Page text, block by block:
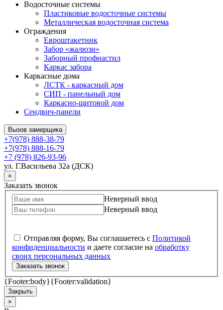
Водосточные системы
Пластиковые водосточные системы
Металлическая водосточная система
Ограждения
Евроштакетник
Забор «жалюзи»
Заборный профнастил
Каркас забора
Каркасные дома
ЛСТК - каркасный дом
СИП - панельный дом
Каркасно-щитовой дом
Сендвич-панели
Вызов замерщика
+7(978) 888-38-79
+7(978) 888-16-79
+7 (978) 826-93-96
ул. Г.Васильева 32а (ДСК)
×
Заказать звонок
Неверный ввод
Неверный ввод
Отправляя форму, Вы соглашаетесь с Политикой
конфиденциальности и даете согласие на обработку
своих персональных данных
Заказать звонок
{Footer:body}{Footer:validation}
Закрыть
×